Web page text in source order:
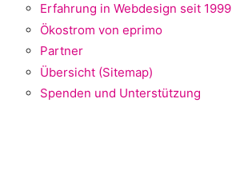
Erfahrung in Webdesign seit 1999
Ökostrom von eprimo
Partner
Übersicht (Sitemap)
Spenden und Unterstützung